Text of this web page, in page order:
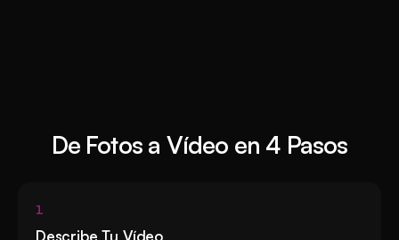
De Fotos a Vídeo en 4 Pasos
1
Describe Tu Vídeo